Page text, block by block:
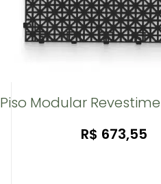
Piso Modular
R$ 673,55